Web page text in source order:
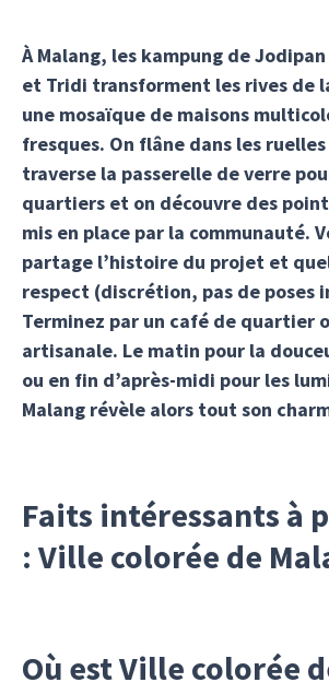
À Malang, les kampung de
et Tridi transforment les rives de
une mosaïque de maisons
fresques. On flâne dans les
traverse la passerelle de verre
quartiers et on découvre des
mis en place par la communauté.
partage l’histoire du projet et
respect (discrétion, pas de poses
Terminez par un café de quartier
artisanale. Le matin pour la
ou en fin d’après-midi pour les
Malang révèle alors tout son
Faits intéressants à
: Ville colorée de
Où est Ville colorée